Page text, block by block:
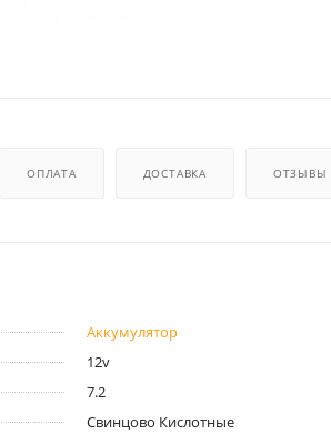
ОПЛАТА ДОСТАВКА ОТЗЫВЫ
Аккумулятор
12v
7.2
Свинцово Кислотные